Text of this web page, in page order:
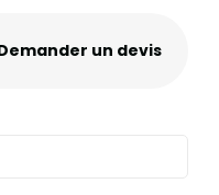
un devis